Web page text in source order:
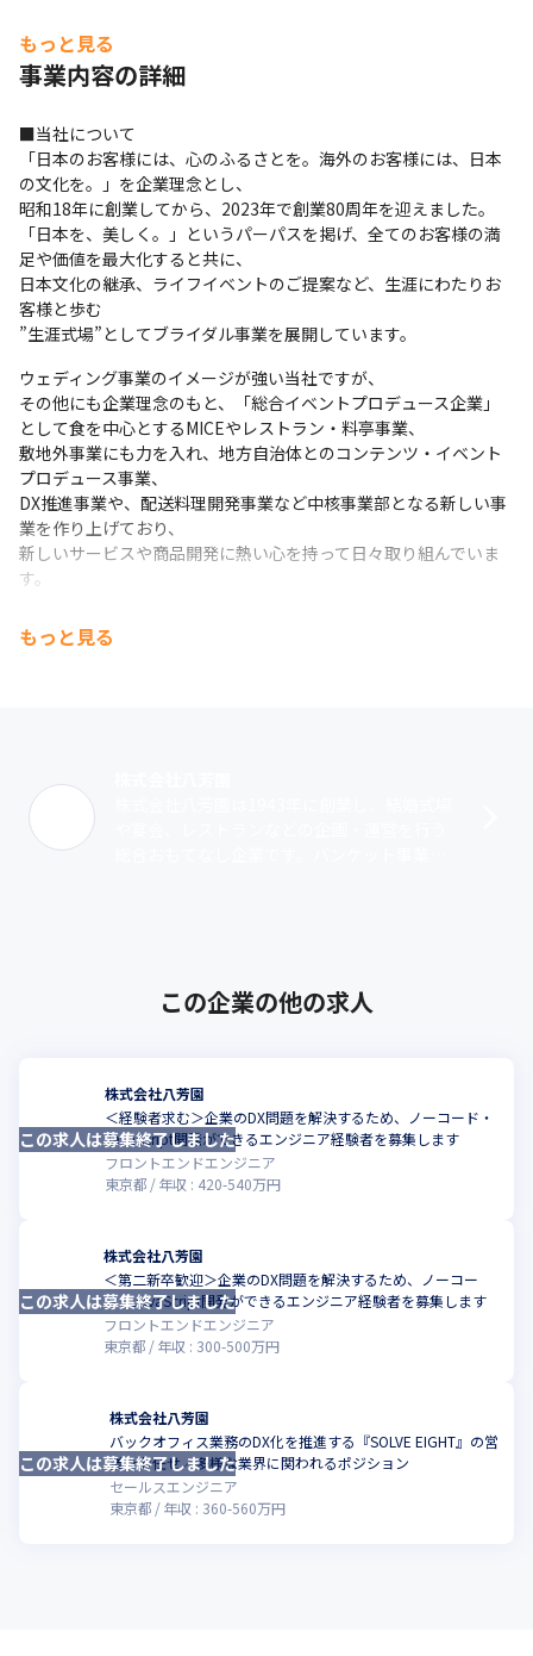
もっと見る
事業内容の詳細
■当社について
「日本のお客様には、心のふるさとを。海外のお客様には、日本
の文化を。」を企業理念とし、
昭和18年に創業してから、2023年で創業80周年を迎えました。
「日本を、美しく。」というパーパスを掲げ、全てのお客様の満
足や価値を最大化すると共に、
日本文化の継承、ライフイベントのご提案など、生涯にわたりお
客様と歩む
”生涯式場”としてブライダル事業を展開しています。
ウェディング事業のイメージが強い当社ですが、
その他にも企業理念のもと、「総合イベントプロデュース企業」
として食を中心とするMICEやレストラン・料亭事業、
敷地外事業にも力を入れ、地方自治体とのコンテンツ・イベント
プロデュース事業、
DX推進事業や、配送料理開発事業など中核事業部となる新しい事
業を作り上げており、
新しいサービスや商品開発に熱い心を持って日々取り組んでいま
す。
もっと見る
この企業の他の求人
株式会社八芳園
＜経験者求む＞企業のDX問題を解決するため、ノーコード・
JavaScript開発ができるエンジニア経験者を募集します
フロントエンドエンジニア
東京都
年収 : 420-540万円
この求人は募集終了しました
株式会社八芳園
＜第二新卒歓迎＞企業のDX問題を解決するため、ノーコー
ド・JavaScript開発ができるエンジニア経験者を募集します
フロントエンドエンジニア
東京都
年収 : 300-500万円
この求人は募集終了しました
株式会社八芳園
バックオフィス業務のDX化を推進する『SOLVE EIGHT』の営
業をお任せ／多様な業界に関われるポジション
セールスエンジニア
東京都
年収 : 360-560万円
この求人は募集終了しました